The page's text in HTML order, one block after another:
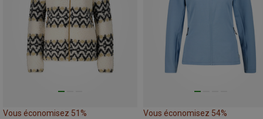
Vous économisez 51% Vous économisez 54%